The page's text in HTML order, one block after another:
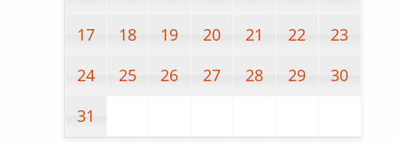
17
18 19 20 21 22
23
24
25 26 27 28 29
30
31